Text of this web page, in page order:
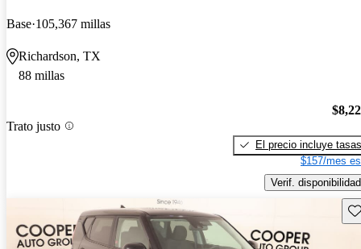
Base 105,367 millas
Richardson, TX
88 millas
Trato justo
El precio incluye tasas
$157/mes
Verif. disponibilidad